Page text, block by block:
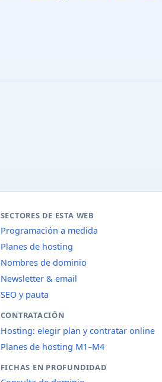
SECTORES DE ESTA WEB
Programación a medida
Planes de hosting
Nombres de dominio
Newsletter & email
SEO y pauta
CONTRATACIÓN
Hosting: elegir plan y contratar online
Planes de hosting M1–M4
FICHAS EN PROFUNDIDAD